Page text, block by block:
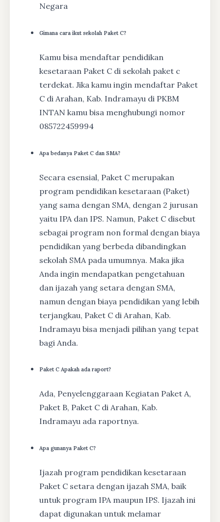
Negara
Gimana cara ikut sekolah Paket C?
Kamu bisa mendaftar pendidikan
kesetaraan Paket C di sekolah paket c
terdekat. Jika kamu ingin mendaftar Paket
C di Arahan, Kab. Indramayu di PKBM
INTAN kamu bisa menghubungi nomor
085722459994
Apa bedanya Paket C dan SMA?
Secara esensial, Paket C merupakan
program pendidikan kesetaraan (Paket)
yang sama dengan SMA, dengan 2 jurusan
yaitu IPA dan IPS. Namun, Paket C disebut
sebagai program non formal dengan biaya
pendidikan yang berbeda dibandingkan
sekolah SMA pada umumnya. Maka jika
Anda ingin mendapatkan pengetahuan
dan ijazah yang setara dengan SMA,
namun dengan biaya pendidikan yang lebih
terjangkau, Paket C di Arahan, Kab.
Indramayu bisa menjadi pilihan yang tepat
bagi Anda.
Paket C Apakah ada raport?
Ada, Penyelenggaraan Kegiatan Paket A,
Paket B, Paket C di Arahan, Kab.
Indramayu ada raportnya.
Apa gunanya Paket C?
Ijazah program pendidikan kesetaraan
Paket C setara dengan ijazah SMA, baik
untuk program IPA maupun IPS. Ijazah ini
dapat digunakan untuk melamar